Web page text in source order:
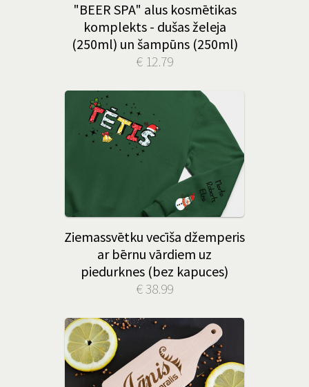
"BEER SPA" alus kosmētikas
komplekts - dušas želeja
(250ml) un šampūns (250ml)
€ 12.79
Ziemassvētku vecīša džemperis
ar bērnu vārdiem uz
piedurknes (bez kapuces)
€ 38.99